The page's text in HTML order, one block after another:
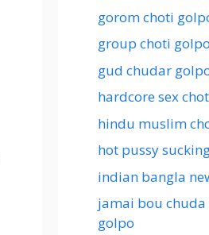
gorom choti
group choti golpo
gud chudar
hardcore sex
hindu muslim
hot pussy
indian bangla
jamai bou
golpo